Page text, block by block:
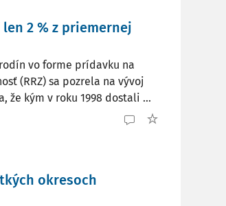
2 % z priemernej
vo forme prídavku na
(RRZ) sa pozrela na vývoj
že kým v roku 1998 dostali ...
okresoch